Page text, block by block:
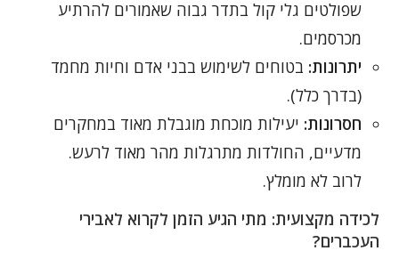
שפולטים גלי קול בתדר גבוה שאמורים להרתיע
מכרסמים.
יתרונות: בטוחים לשימוש בבני אדם וחיות מחמד
(בדרך כלל).
חסרונות: יעילות מוכחת מוגבלת מאוד במחקרים
מדעיים, החולדות מתרגלות מהר מאוד לרעש.
לרוב לא מומלץ.
לכידה מקצועית: מתי הגיע הזמן לקרוא לאבירי
העכברים?